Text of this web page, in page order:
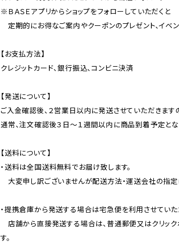
※ＢＡＳＥアプリからショップをフォローしていただくと
定期的にお得なご案内やクーポンのプレゼント、イベン
【お支払方法】
クレジットカード、銀行振込、コンビニ決済
【発送について】
ご入金確認後、２営業日以内に発送させていただきます
通常、注文確認後３日〜１週間以内に商品到着予定とな
【送料について】
・送料は全国送料無料でお届け致します。
大変申し訳ございませんが配送方法・運送会社の指定
・提携倉庫から発送する場合は宅急便を利用させていた
店舗から直接発送する場合は、普通郵便又はクリック
す。